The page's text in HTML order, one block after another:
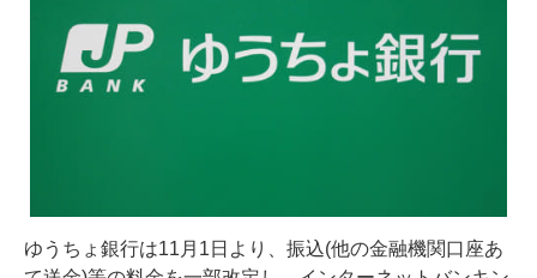
ゆうちょ銀行は11月1日より、振込(他の金融機関口座あ